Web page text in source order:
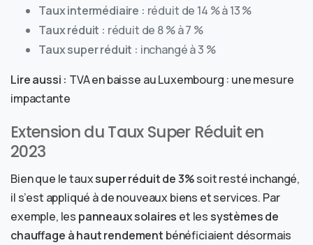
Taux intermédiaire : réduit de 14 % à 13 %
Taux réduit : réduit de 8 % à 7 %
Taux super réduit : inchangé à 3 %
Lire aussi : TVA en baisse au Luxembourg : une mesure
impactante
Extension du Taux Super Réduit en
2023
Bien que le tauxsuper réduit de 3%soit resté inchangé,
il s’est appliqué à de nouveaux biens et services. Par
exemple, les panneaux solaires et lessystèmes de
chauffage à haut rendement bénéficiaient désormais